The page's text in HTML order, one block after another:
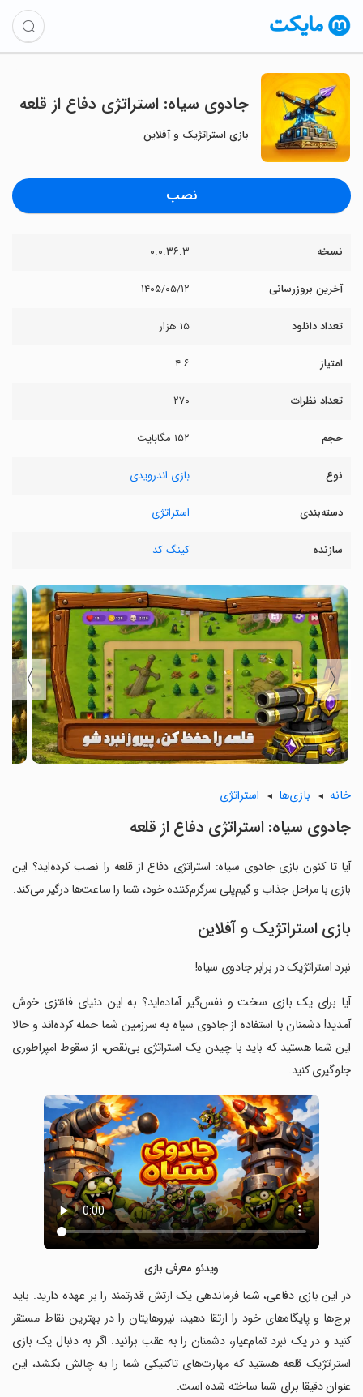
‏جادوی سیاه: استراتژی دفاع از قلعه
بازی استراتژیک و آفلاین
نصب
نسخه ۰.۰.۳۶.۳
آخرین بروزرسانی ۱۴۰۵/۰۵/۱۲
تعداد دانلود ۱۵ هزار
امتیاز ۴.۶
تعداد نظرات ۲۷۰
حجم ۱۵۲ مگابایت
نوع بازی اندرویدی
دسته‌بندی استراتژی
سازنده کینگ کد
〈
〉
خانه بازی‌ها استراتژی
‏جادوی سیاه: استراتژی دفاع از قلعه
آیا تا کنون بازی ‏جادوی سیاه: استراتژی دفاع از قلعه را نصب کرده‌اید؟ این
بازی با مراحل جذاب و گیم‌پلی سرگرم‌کننده خود، شما را ساعت‌ها درگیر می‌کند.
بازی استراتژیک و آفلاین
‏نبرد استراتژیک در برابر جادوی سیاه!
‏آیا برای یک بازی سخت و نفس‌گیر آماده‌اید؟ به این دنیای فانتزی خوش
آمدید! دشمنان با استفاده از جادوی سیاه به سرزمین شما حمله کرده‌اند و حالا
این شما هستید که باید با چیدن یک استراتژی بی‌نقص، از سقوط امپراطوری
جلوگیری کنید.
ویدئو معرفی بازی
‏در این بازی دفاعی، شما فرماندهی یک ارتش قدرتمند را بر عهده دارید. باید
برج‌ها و پایگاه‌های خود را ارتقا دهید، نیروهایتان را در بهترین نقاط مستقر
کنید و در یک نبرد تمام‌عیار، دشمنان را به عقب برانید. اگر به دنبال یک بازی
استراتژیک قلعه هستید که مهارت‌های تاکتیکی شما را به چالش بکشد، این
عنوان دقیقا برای شما ساخته شده است.